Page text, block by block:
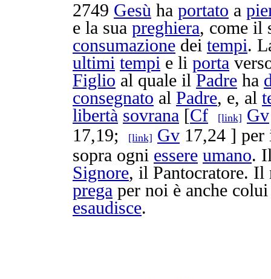
2749 Gesù ha portato a
e la sua preghiera, come il
consumazione dei tempi.
ultimi tempi e li porta
Figlio al quale il Padre ha
consegnato al Padre, e, al
libertà sovrana [Cf [link] Gv
17,19;
[link] Gv 17,24 ]
sopra ogni essere umano.
Signore, il Pantocratore. Il
prega per noi è anche
esaudisce.